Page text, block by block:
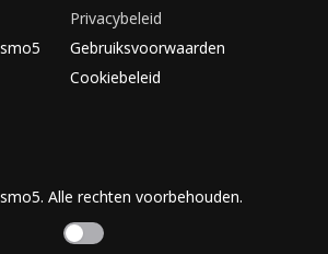
Privacybeleid
Gebruiksvoorwaarden
Cookiebeleid
Alle rechten voorbehouden.